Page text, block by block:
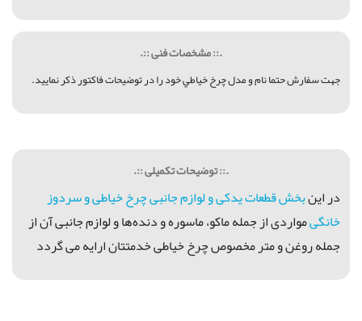
.:: مشخصات فنی ::.
جهت سفارش حتما نام و مدل چرخ خياطي خود را در توضيحات فاكتور ذكر نماييد.
.:: توضیحات تکمیلی ::.
در اينبخش قطعات يدکی و لوازم جانبی چرخ خياطی و سردوز
خانگیمواردی از جمله ماكو، ماسوره و دنده‌ها و لوازم جانبی آن از
جمله روغن و متر مخصوص چرخ خیاطی خدمتتان ارايه می گردد